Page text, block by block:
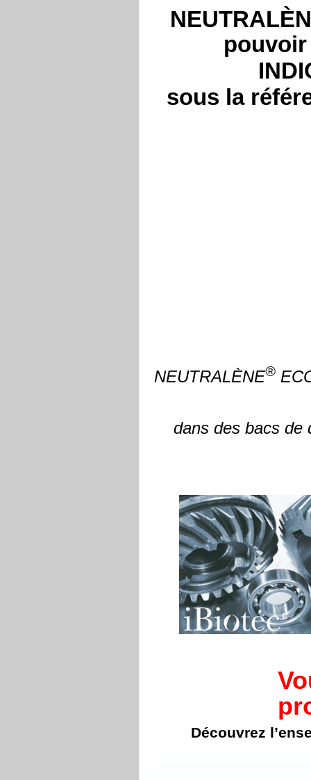
pouvoir
sous la
NEUTRALÈNE®
dans des bacs de
Découvrez